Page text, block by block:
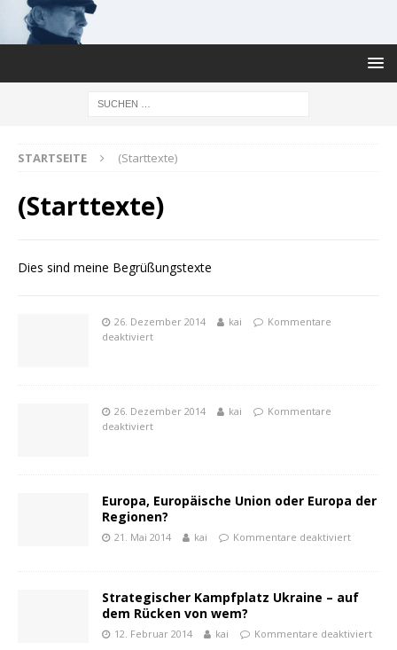
STARTSEITE (Starttexte)
(Starttexte)
Dies sind meine Begrüßungstexte
26. Dezember 2014 kai
Kommentare
deaktiviert
26. Dezember 2014 kai
Kommentare
deaktiviert
Europa, Europäische Union oder Europa der
Regionen?
21. Mai 2014 kai Kommentare deaktiviert
Strategischer Kampfplatz Ukraine – auf
dem Rücken von wem?
12. Februar 2014 kai Kommentare deaktiviert